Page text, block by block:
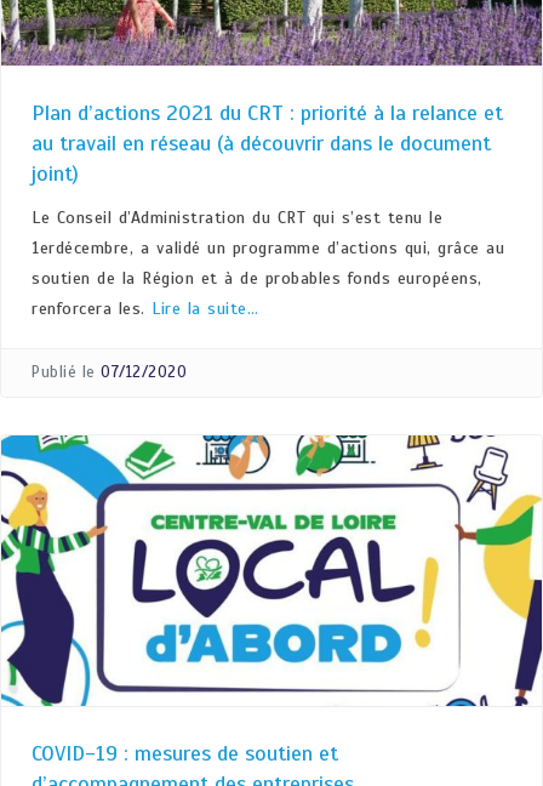
Plan d’actions 2021 du CRT : priorité à la relance et
au travail en réseau (à découvrir dans le document
joint)
Le Conseil d’Administration du CRT qui s’est tenu le
1erdécembre, a validé un programme d’actions qui, grâce au
soutien de la Région et à de probables fonds européens,
renforcera les. Lire la suite…
Publié le 07/12/2020
COVID-19 : mesures de soutien et